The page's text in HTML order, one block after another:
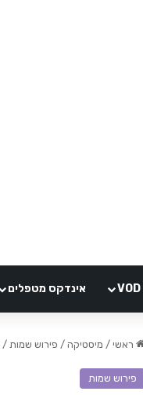
אינדקס מטפלים
ראשי / מיסטיקה / פירוש שמות /
פירוש שמות